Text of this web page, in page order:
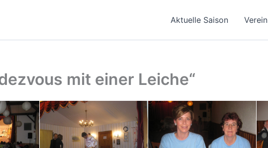
Aktuelle Saison Verein
mit einer Leiche“